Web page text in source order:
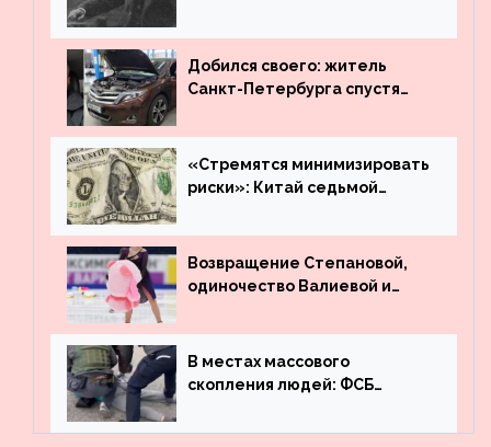
Добился своего: житель
Санкт-Петербурга спустя
угнанную в Казахстан
машину
«Стремятся минимизировать
риски»: Китай седьмой
деньги из американского
госдолга
Возвращение Степановой,
одиночество Валиевой и
что обсуждают в мире
фигурного катания
В местах массового
скопления людей: ФСБ
террористов, планировавших